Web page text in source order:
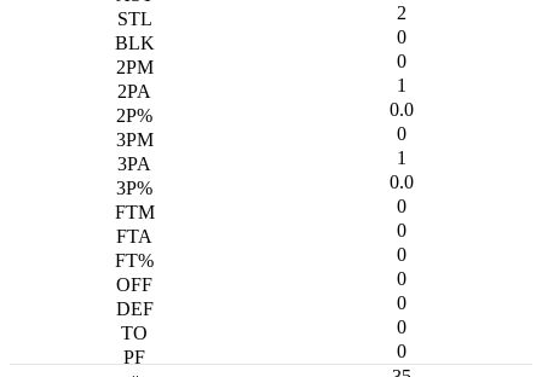
2
0
0
1
0.0
0
1
0.0
0
0
0
0
0
0
0